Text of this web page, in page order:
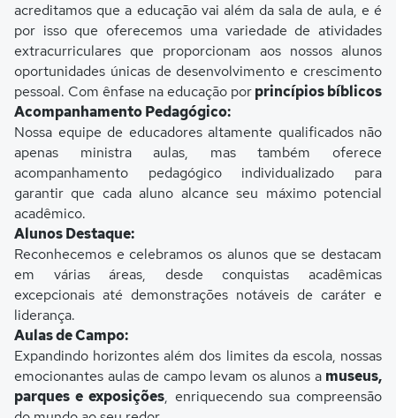
acreditamos que a educação vai além da sala de aula, e é
por isso que oferecemos uma variedade de atividades
extracurriculares que proporcionam aos nossos alunos
oportunidades únicas de desenvolvimento e crescimento
pessoal. Com ênfase na educação porprincípios bíblicos
Acompanhamento Pedagógico:
Nossa equipe de educadores altamente qualificados não
apenas ministra aulas, mas também oferece
acompanhamento pedagógico individualizado para
garantir que cada aluno alcance seu máximo potencial
acadêmico.
Alunos Destaque:
Reconhecemos e celebramos os alunos que se destacam
em várias áreas, desde conquistas acadêmicas
excepcionais até demonstrações notáveis de caráter e
liderança.
Aulas de Campo:
Expandindo horizontes além dos limites da escola, nossas
emocionantes aulas de campo levam os alunos a museus,
parques e exposições, enriquecendo sua compreensão